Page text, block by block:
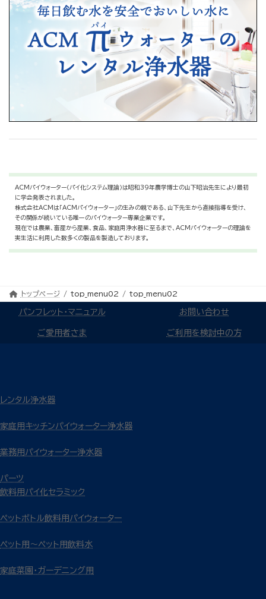
ACMパイウォーター（パイ化システム理論）は昭和39年農学博士の山下昭治先生により最初
に学会発表されました。
株式会社ACMは「ACMパイウォーター」の生みの親である、山下先生から直接指導を受け、
その関係が続いている唯一のパイウォーター専業企業です。
現在では農業、畜産から産業、食品、家庭用浄水器に至るまで、ACMパイウォーターの理論を
実生活に利用した数多くの製品を製造しております。
トップページ top_menu02 top_menu02
パンフレット・マニュアル お問い合わせ
ご愛用者さま ご利用を検討中の方
レンタル浄水器
家庭用キッチンパイウォーター浄水器
業務用パイウォーター浄水器
パーツ
飲料用パイ化セラミック
ペットボトル飲料用パイウォーター
ペット用～ペット用飲料水
家庭菜園・ガーデニング用